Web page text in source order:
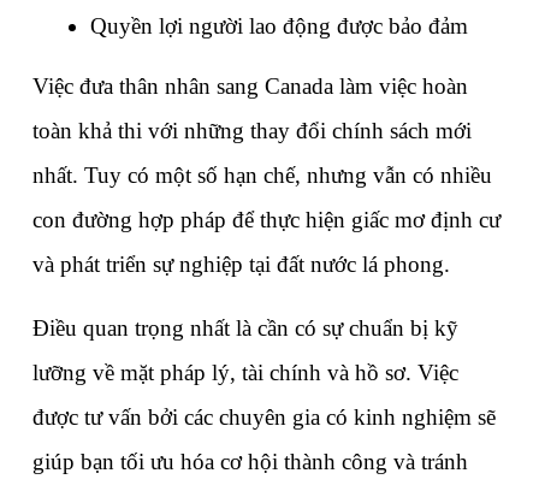
Quyền lợi người lao động được bảo đảm
Việc đưa thân nhân sang Canada làm việc hoàn
toàn khả thi với những thay đổi chính sách mới
nhất. Tuy có một số hạn chế, nhưng vẫn có nhiều
con đường hợp pháp để thực hiện giấc mơ định cư
và phát triển sự nghiệp tại đất nước lá phong.
Điều quan trọng nhất là cần có sự chuẩn bị kỹ
lưỡng về mặt pháp lý, tài chính và hồ sơ. Việc
được tư vấn bởi các chuyên gia có kinh nghiệm sẽ
giúp bạn tối ưu hóa cơ hội thành công và tránh